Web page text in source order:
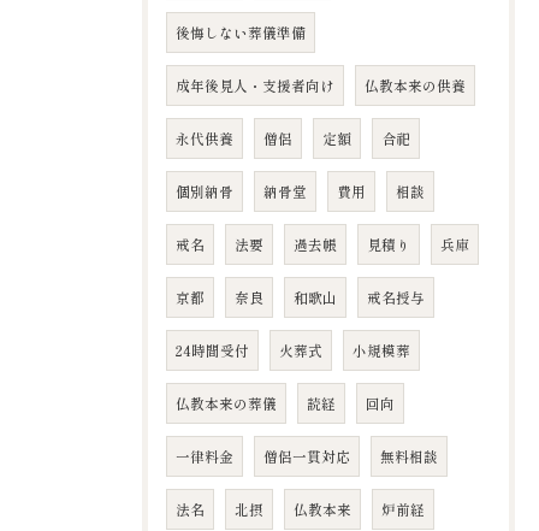
後悔しない葬儀準備
成年後見人・支援者向け 仏教本来の供養
永代供養 僧侶 定額 合祀
個別納骨 納骨堂 費用 相談
戒名 法要 過去帳 見積り 兵庫
京都 奈良 和歌山 戒名授与
24時間受付 火葬式 小規模葬
仏教本来の葬儀 読経 回向
一律料金 僧侶一貫対応 無料相談
法名 北摂 仏教本来 炉前経